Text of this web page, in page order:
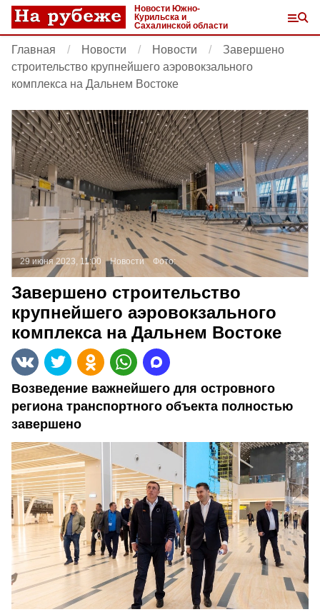
Новости Южно-
Курильска и
Сахалинской области
Главная Новости Новости
Завершено
строительство крупнейшего аэровокзального
комплекса на Дальнем Востоке
29 июня 2023, 11:00 Новости Фото:
Завершено строительство
крупнейшего аэровокзального
комплекса на Дальнем Востоке
Возведение важнейшего для островного
региона транспортного объекта полностью
завершено